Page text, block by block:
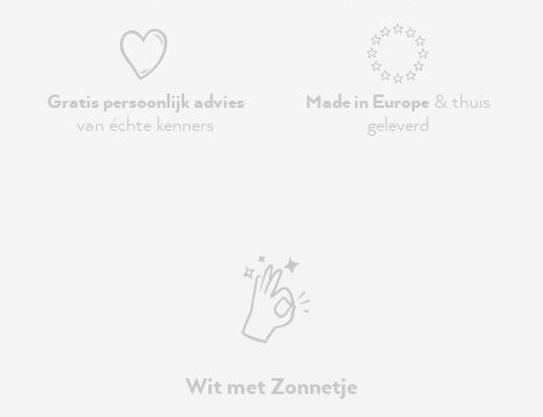
Gratis persoonlijk advies
van échte kenners
Made in Europe& thuis
geleverd
Wit met Zonnetje